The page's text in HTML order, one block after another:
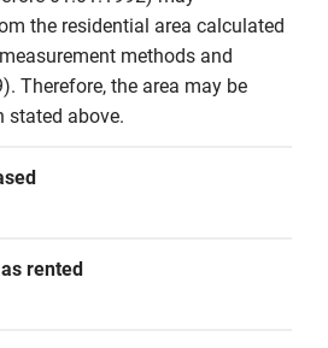
the residential area calculated
methods and
Therefore, the area may be
stated above.
rented